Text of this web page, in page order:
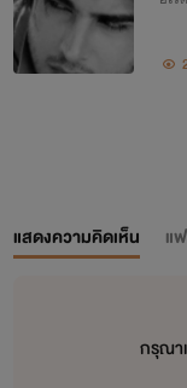
แสดงความคิดเห็น แ
กรุณา